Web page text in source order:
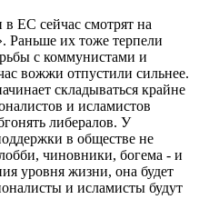
ЕС сейчас смотрят на
Раньше их тоже терпели
с коммунистами и
вожжи отпустили сильнее.
складываться крайне
и исламистов
либералов. У
в обществе не
чиновники, богема - и
уровня жизни, она будет
и исламисты будут